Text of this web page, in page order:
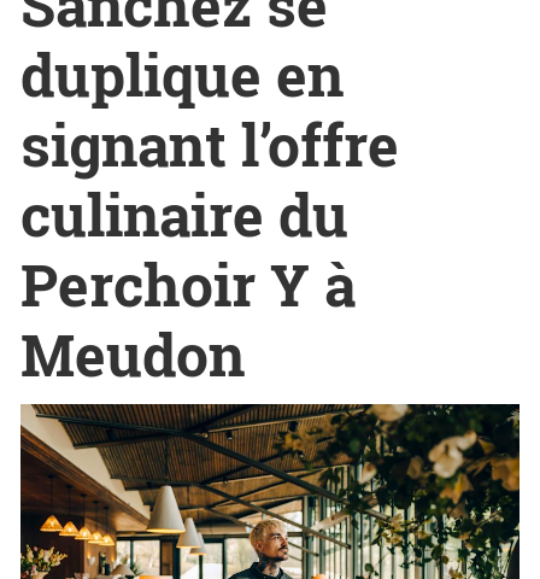
duplique en
signant l’offre
culinaire du
Perchoir Y à
Meudon